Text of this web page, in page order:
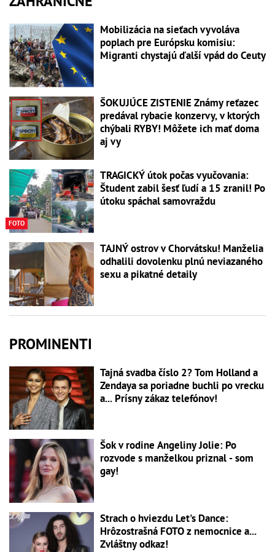
Mobilizácia na sieťach vyvoláva
poplach pre Európsku komisiu:
Migranti chystajú ďalší vpád do Ceuty
ŠOKUJÚCE ZISTENIE Známy reťazec
predával rybacie konzervy, v ktorých
chýbali RYBY! Môžete ich mať doma
aj vy
FOTO
TRAGICKÝ útok počas vyučovania:
Študent zabil šesť ľudí a 15 zranil! Po
útoku spáchal samovraždu
TAJNÝ ostrov v Chorvátsku! Manželia
odhalili dovolenku plnú neviazaného
sexu a pikatné detaily
PROMINENTI
Tajná svadba číslo 2? Tom Holland a
Zendaya sa poriadne buchli po vrecku
a... Prísny zákaz telefónov!
Šok v rodine Angeliny Jolie: Po
rozvode s manželkou priznal - som
gay!
Strach o hviezdu Let's Dance:
Hrôzostrašná FOTO z nemocnice a...
Zvláštny odkaz!